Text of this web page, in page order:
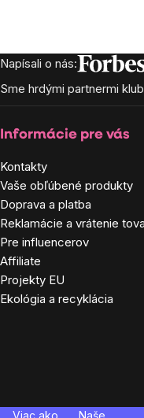
Zápätie
Napísali o nás:
Sme hrdými partnermi
Informácie pre vás
Kontakty
Vaše obľúbené produkty
Doprava a platba
Reklamácie a vrátenie
Pre influencerov
Affiliate
Projekty EU
Ekológia a recyklácia
Viac ako Naše